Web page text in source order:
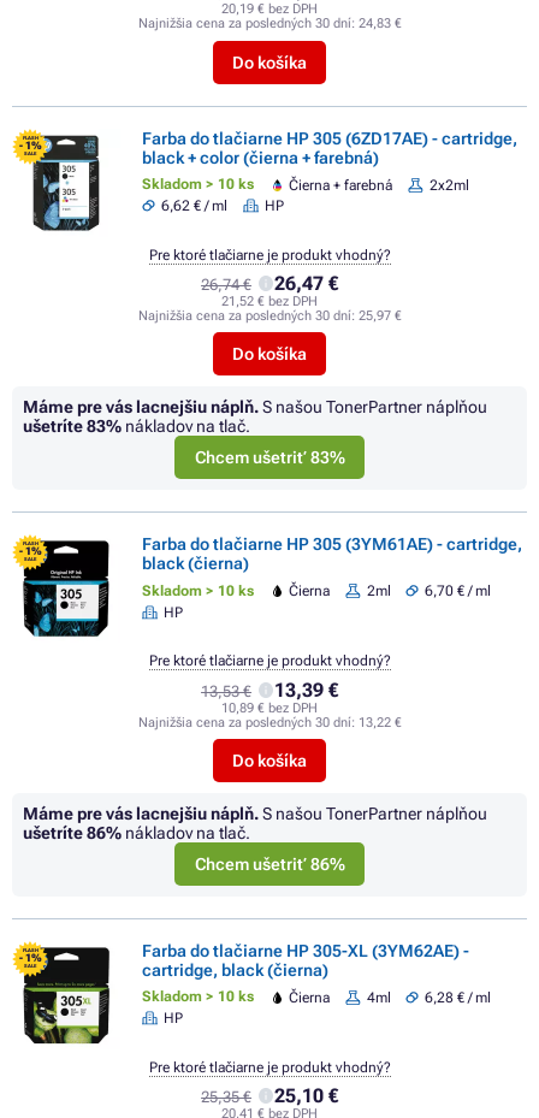
20,19 € bez DPH
Najnižšia cena za posledných 30 dní: 24,83 €
Do košíka
FLASH
- 1%
SALE
Farba do tlačiarne HP 305 (6ZD17AE) - cartridge,
black + color (čierna + farebná)
Skladom > 10 ks Čierna + farebná
2x2ml
6,62 € / ml
HP
26,74 € 26,47 €
21,52 € bez DPH
Najnižšia cena za posledných 30 dní: 25,97 €
Do košíka
Pre ktoré tlačiarne je produkt vhodný?
Máme pre vás lacnejšiu náplň.S našou TonerPartner náplňou
ušetríte83% nákladov na tlač.
Chcem ušetriť 83%
FLASH
- 1%
SALE
Farba do tlačiarne HP 305 (3YM61AE) - cartridge,
black (čierna)
Skladom > 10 ks Čierna 2ml
6,70 € / ml
HP
13,53 € 13,39 €
10,89 € bez DPH
Najnižšia cena za posledných 30 dní: 13,22 €
Do košíka
Pre ktoré tlačiarne je produkt vhodný?
Máme pre vás lacnejšiu náplň.S našou TonerPartner náplňou
ušetríte86% nákladov na tlač.
Chcem ušetriť 86%
FLASH
- 1%
SALE
Farba do tlačiarne HP 305-XL (3YM62AE) -
cartridge, black (čierna)
Skladom > 10 ks Čierna 4ml
6,28 € / ml
HP
25,35 € 25,10 €
20,41 € bez DPH
Pre ktoré tlačiarne je produkt vhodný?